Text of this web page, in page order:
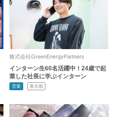
株式会社GreenEnergyPartners
インターン生60名活躍中！24歳で起
業した社長に学ぶインターン
営業 東京都